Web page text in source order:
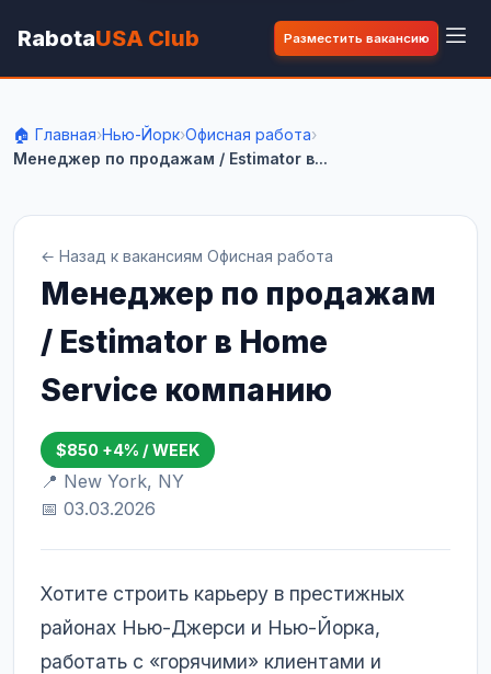
RabotaUSA Club Разместить вакансию
🏠 Главная›Нью-Йорк›Офисная работа›
Менеджер по продажам / Estimator в...
← Назад к вакансиям Офисная работа
Менеджер по продажам
/ Estimator в Home
Service компанию
$850 +4% / WEEK
📍 New York, NY
📅 03.03.2026
Хотите строить карьеру в престижных
районах Нью-Джерси и Нью-Йорка,
работать с «горячими» клиентами и